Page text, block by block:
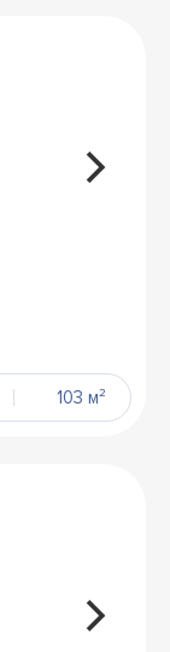
103 м²